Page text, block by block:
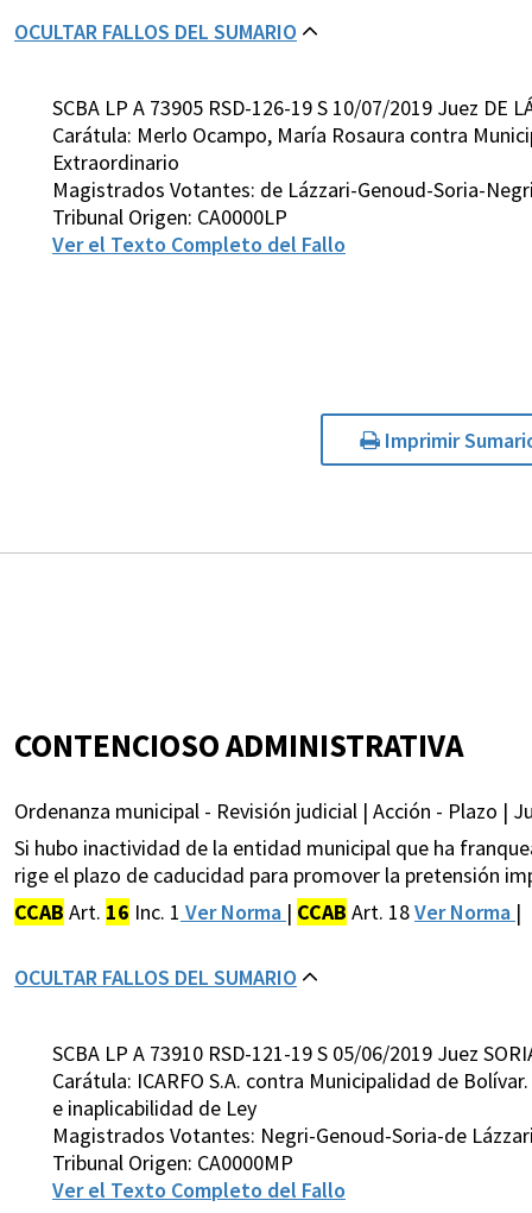
OCULTAR FALLOS DEL SUMARIO
SCBA LP A 73905 RSD-126-19 S 10/07/2019 Juez DE
Carátula: Merlo Ocampo, María Rosaura contra
Extraordinario
Magistrados Votantes: de Lázzari-Genoud-Soria-
Tribunal Origen: CA0000LP
Ver el Texto Completo del Fallo
Imprimir
CONTENCIOSO ADMINISTRATIVA
Ordenanza municipal - Revisión judicial | Acción - Plazo |
Si hubo inactividad de la entidad municipal que ha
rige el plazo de caducidad para promover la pretensión
CCAB Art. 16 Inc. 1 Ver Norma | CCAB Art. 18Ver Norma |
OCULTAR FALLOS DEL SUMARIO
SCBA LP A 73910 RSD-121-19 S 05/06/2019 Juez
Carátula: ICARFO S.A. contra Municipalidad de
e inaplicabilidad de Ley
Magistrados Votantes: Negri-Genoud-Soria-de
Tribunal Origen: CA0000MP
Ver el Texto Completo del Fallo